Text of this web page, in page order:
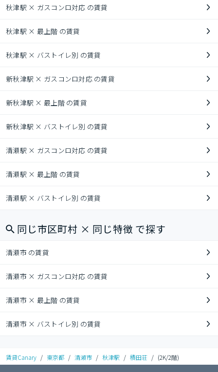
秋津駅 × ガスコンロ対応 の賃貸
秋津駅 × 最上階 の賃貸
秋津駅 × バストイレ別 の賃貸
新秋津駅 × ガスコンロ対応 の賃貸
新秋津駅 × 最上階 の賃貸
新秋津駅 × バストイレ別 の賃貸
清瀬駅 × ガスコンロ対応 の賃貸
清瀬駅 × 最上階 の賃貸
清瀬駅 × バストイレ別 の賃貸
同じ市区町村 × 同じ特徴 で探す
清瀬市 の賃貸
清瀬市 × ガスコンロ対応 の賃貸
清瀬市 × 最上階 の賃貸
清瀬市 × バストイレ別 の賃貸
賃貸Canary / 東京都 / 清瀬市 / 秋津駅 / 積田荘 / (2K/2階)